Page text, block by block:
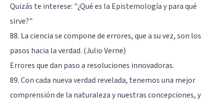
Quizás te interese: "¿Qué es la Epistemología y para qué
sirve?"
88. La ciencia se compone de errores, que a su vez, son los
pasos hacia la verdad. (Julio Verne)
Errores que dan paso a resoluciones innovadoras.
89. Con cada nueva verdad revelada, tenemos una mejor
comprensión de la naturaleza y nuestras concepciones, y